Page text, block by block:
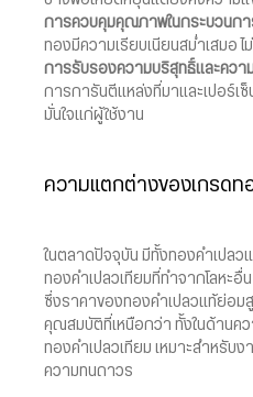
การควบคุมคุณภาพในกระบวนก
ทองมีความเรียบเนียนสม่ำเสมอ ไ
การรับรองความบริสุทธิ์และควา
การการันตีแหล่งที่มาและเปอร์เ
มั่นใจแก่ผู้ใช้งาน
ความแตกต่างของเกรดท
ในตลาดปัจจุบัน มีทั้งทองคำเปลว
ทองคำเปลวเทียมที่ทำจากโลหะอื่
ซึ่งราคาของทองคำเปลวแท้ย่อ
คุณสมบัติที่เหนือกว่า ทั้งในด้านค
ทองคำเปลวเทียม เหมาะสำหรับ
ความทนถาวร